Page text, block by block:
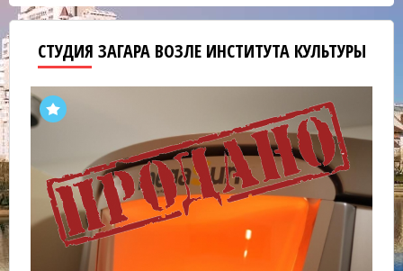
СТУДИЯ ЗАГАРА ВОЗЛЕ ИНСТИТУТА КУЛЬТУРЫ